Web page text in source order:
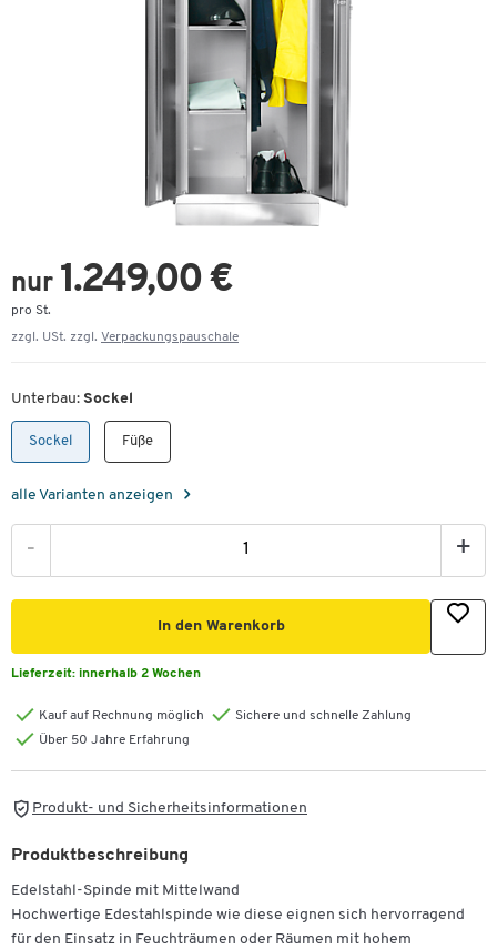
nur 1.249,00 €
pro St.
zzgl. USt. zzgl. Verpackungspauschale
Unterbau: Sockel
Sockel Füße
alle Varianten anzeigen
- +
In den Warenkorb
Lieferzeit: innerhalb 2 Wochen
Kauf auf Rechnung möglich
Sichere und schnelle Zahlung
Über 50 Jahre Erfahrung
Produkt- und Sicherheitsinformationen
Produktbeschreibung
Edelstahl-Spinde mit Mittelwand
Hochwertige Edestahlspinde wie diese eignen sich hervorragend
für den Einsatz in Feuchträumen oder Räumen mit hohem